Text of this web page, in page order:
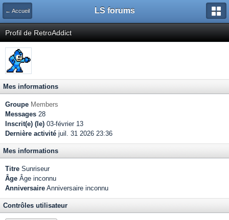
← Accueil LS forums
Profil de RetroAddict
Mes informations
Groupe Members
Messages 28
Inscrit(e) (le) 03-février 13
Dernière activité juil. 31 2026 23:36
Mes informations
Titre Sunriseur
Âge Âge inconnu
Anniversaire Anniversaire inconnu
Contrôles utilisateur